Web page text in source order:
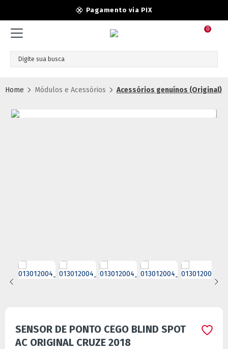
Pagamento via PIX
0
Módulos e Acessórios Acessórios genuínos (Original)
SENSOR DE PONTO CEGO BLIND SPOT
AC ORIGINAL CRUZE 2018